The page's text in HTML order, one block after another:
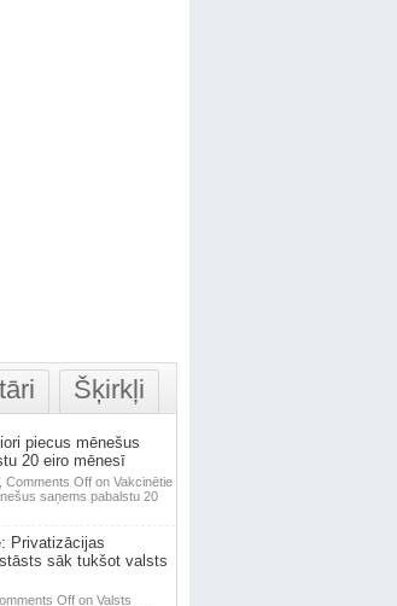
Šķirkļi
piecus mēnešus
20 eiro mēnesī
Comments Offon Vakcinētie
saņems pabalstu 20
Privatizācijas
sāk tukšot valsts
Offon Valsts